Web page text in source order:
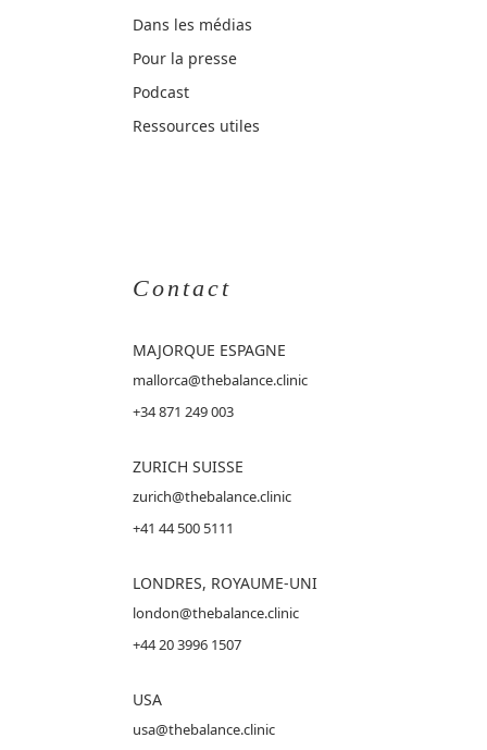
Dans les médias
Pour la presse
Podcast
Ressources utiles
Contact
MAJORQUE ESPAGNE
mallorca@thebalance.clinic
+34 871 249 003
ZURICH SUISSE
zurich@thebalance.clinic
+41 44 500 5111
LONDRES, ROYAUME-UNI
london@thebalance.clinic
+44 20 3996 1507
USA
usa@thebalance.clinic